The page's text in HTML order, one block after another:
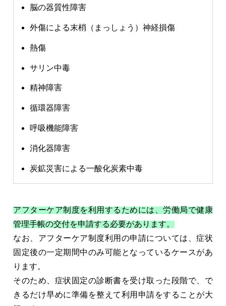
脳の器質性障害
外傷による末梢（まっしょう）神経損傷
熱傷
サリン中毒
精神障害
循環器障害
呼吸機能障害
消化器障害
炭鉱災害による一酸化炭素中毒
アフターケア制度を利用するためには、労働局で健康
管理手帳の交付を申請する必要があります。
なお、アフターケア制度利用の申請については、症状
固定後の一定期間中のみ可能となっているケースがあ
ります。
そのため、症状固定の診断書を受け取った段階で、で
きるだけ早めに準備を整えて利用申請をすることが大